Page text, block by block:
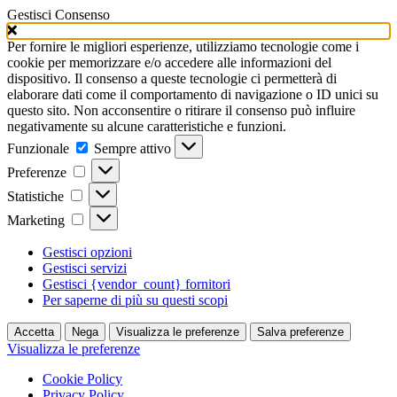
Gestisci Consenso
Per fornire le migliori esperienze, utilizziamo tecnologie come i
cookie per memorizzare e/o accedere alle informazioni del
dispositivo. Il consenso a queste tecnologie ci permetterà di
elaborare dati come il comportamento di navigazione o ID unici su
questo sito. Non acconsentire o ritirare il consenso può influire
negativamente su alcune caratteristiche e funzioni.
Funzionale
Funzionale
Sempre attivo
Preferenze
Preferenze
Statistiche Statistiche
Marketing Marketing
Gestisci opzioni
Gestisci servizi
Gestisci {vendor_count} fornitori
Per saperne di più su questi scopi
Accetta Nega Visualizza le preferenze Salva preferenze
Visualizza le preferenze
Cookie Policy